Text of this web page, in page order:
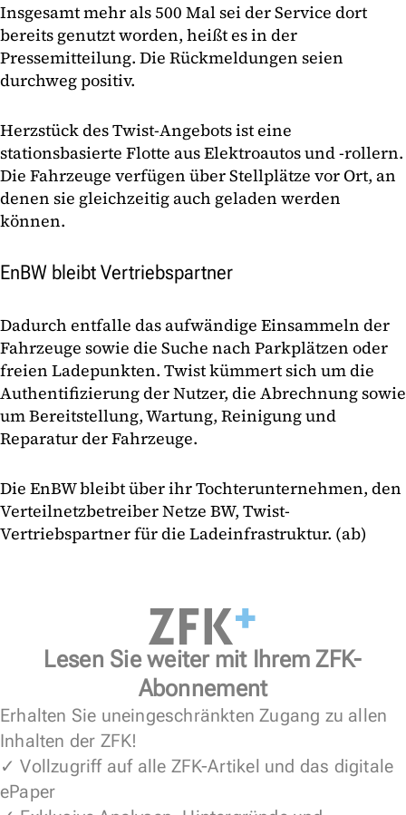
Insgesamt mehr als 500 Mal sei der Service dort
bereits genutzt worden, heißt es in der
Pressemitteilung. Die Rückmeldungen seien
durchweg positiv.
Herzstück des Twist-Angebots ist eine
stationsbasierte Flotte aus Elektroautos und -rollern.
Die Fahrzeuge verfügen über Stellplätze vor Ort, an
denen sie gleichzeitig auch geladen werden
können.
EnBW bleibt Vertriebspartner
Dadurch entfalle das aufwändige Einsammeln der
Fahrzeuge sowie die Suche nach Parkplätzen oder
freien Ladepunkten. Twist kümmert sich um die
Authentifizierung der Nutzer, die Abrechnung sowie
um Bereitstellung, Wartung, Reinigung und
Reparatur der Fahrzeuge.
Die EnBW bleibt über ihr Tochterunternehmen, den
Verteilnetzbetreiber Netze BW, Twist-
Vertriebspartner für die Ladeinfrastruktur. (ab)
Lesen Sie weiter mit Ihrem ZFK-
Abonnement
Erhalten Sie uneingeschränkten Zugang zu allen
Inhalten der ZFK!
✓ Vollzugriff auf alle ZFK-Artikel und das digitale
ePaper